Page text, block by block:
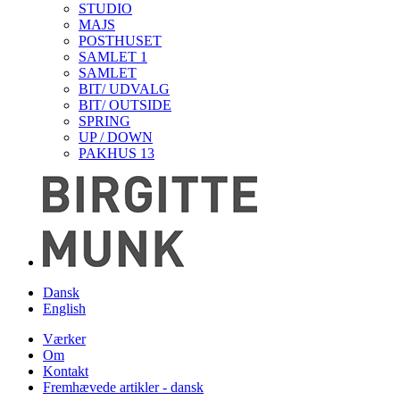
STUDIO
MAJS
POSTHUSET
SAMLET 1
SAMLET
BIT/ UDVALG
BIT/ OUTSIDE
SPRING
UP / DOWN
PAKHUS 13
Dansk
English
Værker
Om
Kontakt
Fremhævede artikler - dansk